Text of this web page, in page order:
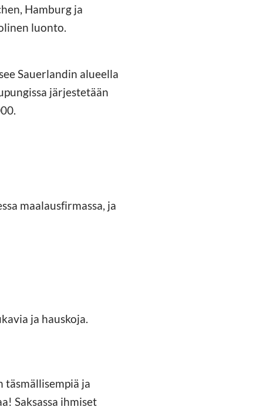
Hamburg ja
luonto.
Sauerlandin alueella
järjestetään
maalausfirmassa, ja
ja hauskoja.
täsmällisempiä ja
Saksassa ihmiset